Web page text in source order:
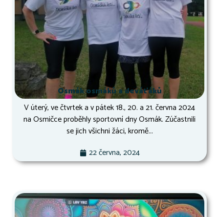
Osmák osmáků a deváťáků
V úterý, ve čtvrtek a v pátek 18., 20. a 21. června 2024
na Osmičce proběhly sportovní dny Osmák. Zúčastnili
se jich všichni žáci, kromě...
22 června, 2024